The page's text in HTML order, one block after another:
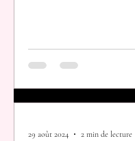
29 août 2024 2 min de lecture